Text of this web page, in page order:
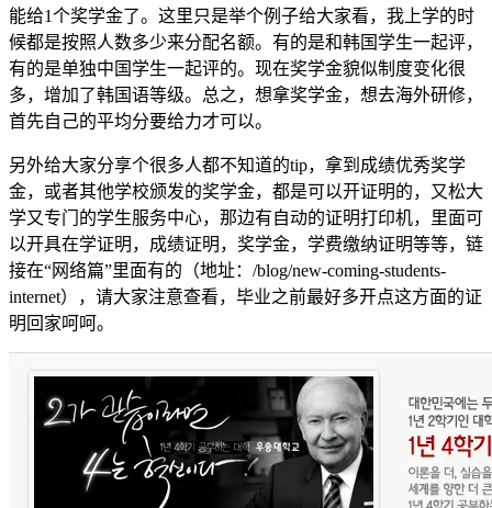
能给1个奖学金了。这里只是举个例子给大家看，我上学的时
候都是按照人数多少来分配名额。有的是和韩国学生一起评，
有的是单独中国学生一起评的。现在奖学金貌似制度变化很
多，增加了韩国语等级。总之，想拿奖学金，想去海外研修，
首先自己的平均分要给力才可以。
另外给大家分享个很多人都不知道的tip，拿到成绩优秀奖学
金，或者其他学校颁发的奖学金，都是可以开证明的，又松大
学又专门的学生服务中心，那边有自动的证明打印机，里面可
以开具在学证明，成绩证明，奖学金，学费缴纳证明等等，链
接在“网络篇”里面有的（地址：/blog/new-coming-students-
internet），请大家注意查看，毕业之前最好多开点这方面的证
明回家呵呵。